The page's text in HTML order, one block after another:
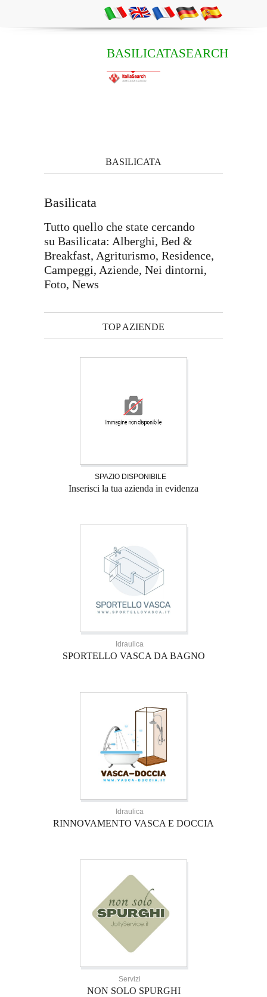
BASILICATASEARCH
BASILICATA
Basilicata
Tutto quello che state cercando
su Basilicata: Alberghi, Bed &
Breakfast, Agriturismo, Residence,
Campeggi, Aziende, Nei dintorni,
Foto, News
TOP AZIENDE
SPAZIO DISPONIBILE
Inserisci la tua azienda in evidenza
Idraulica
SPORTELLO VASCA DA BAGNO
Idraulica
RINNOVAMENTO VASCA E DOCCIA
Servizi
NON SOLO SPURGHI